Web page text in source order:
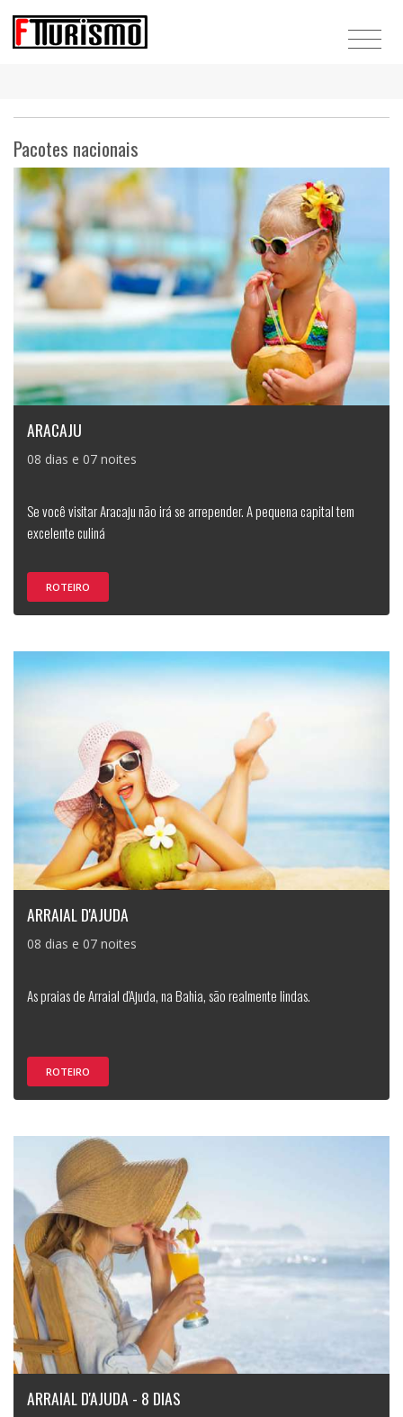
Pacotes nacionais
ARACAJU
08 dias e 07 noites
Se você visitar Aracaju não irá se arrepender. A pequena capital tem
excelente culiná
ROTEIRO
ARRAIAL D'AJUDA
08 dias e 07 noites
As praias de Arraial d'Ajuda, na Bahia, são realmente lindas.
ROTEIRO
ARRAIAL D'AJUDA - 8 DIAS